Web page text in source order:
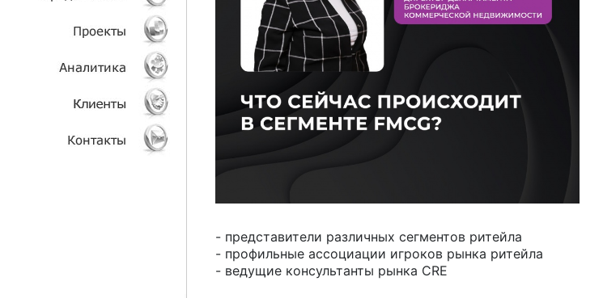
ТЕХНОЛОГИИ
ОБЪЕКТЫ
ПРОЕКТЫ
АНАЛИТИКА
КЛИЕНТЫ
- представители различных сегментов ритейла
- профильные ассоциации игроков рынка ритейла
- ведущие консультанты рынка CRE